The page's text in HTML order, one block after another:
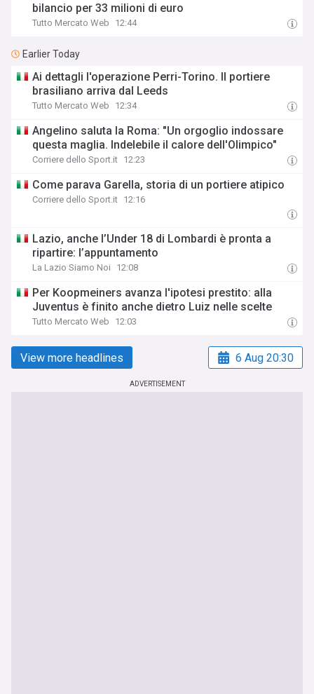
bilancio per 33 milioni di euro
Tutto Mercato Web 12:44
Earlier Today
Ai dettagli l'operazione Perri-Torino. Il portiere
brasiliano arriva dal Leeds
Tutto Mercato Web 12:34
Angelino saluta la Roma: "Un orgoglio indossare
questa maglia. Indelebile il calore dell'Olimpico"
Corriere dello Sport.it 12:23
Come parava Garella, storia di un portiere atipico
Corriere dello Sport.it 12:16
Lazio, anche l’Under 18 di Lombardi è pronta a
ripartire: l’appuntamento
La Lazio Siamo Noi 12:08
Per Koopmeiners avanza l'ipotesi prestito: alla
Juventus è finito anche dietro Luiz nelle scelte
Tutto Mercato Web 12:03
View more headlines 6 Aug 20:30
ADVERTISEMENT